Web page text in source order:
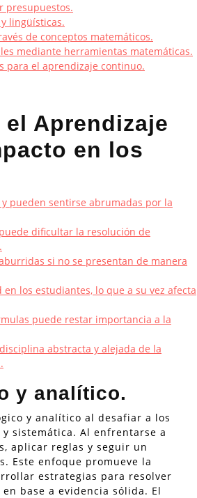
presupuestos.
lingüísticas.
de conceptos matemáticos.
mediante herramientas matemáticas.
para el aprendizaje continuo.
Aprendizaje
en los
pueden sentirse abrumadas por la
dificultar la resolución de
si no se presentan de manera
los estudiantes, lo que a su vez afecta
puede restar importancia a la
abstracta y alejada de la
y analítico.
y analítico al desafiar a los
sistemática. Al enfrentarse a
aplicar reglas y seguir un
Este enfoque promueve la
estrategias para resolver
base a evidencia sólida. El